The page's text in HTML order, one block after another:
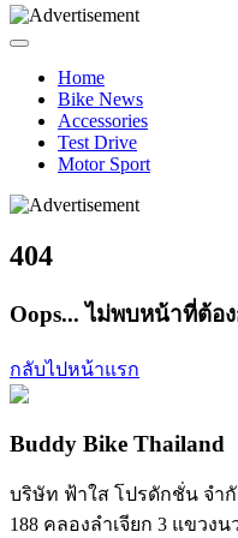
Home
Bike News
Accessories
Test Drive
Motor Sport
404
Oops... ไม่พบหน้าที่ต้อ
กลับไปหน้าแรก
Buddy Bike Thailand
บริษัท ฟ้าใส โปรดักชั่น จำ
188 คลองลำเจียก 3 แขวง